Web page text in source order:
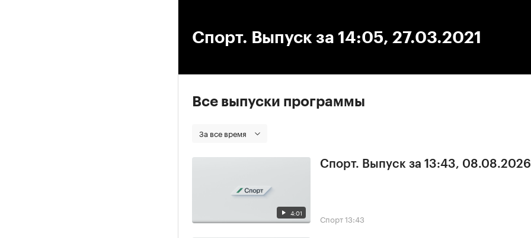
Спорт. Выпуск за 14:05, 27.03.2021
Все выпуски программы
За все время
4:01
Спорт. Выпуск за 13:43, 08.08.2026
Спорт13:43